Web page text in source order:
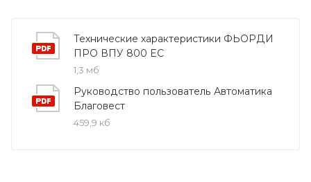
Технические характеристики ФЬОРДИ
ПРО ВПУ 800 EC
1,3 мб
Руководство пользователь Автоматика
Благовест
459,9 кб